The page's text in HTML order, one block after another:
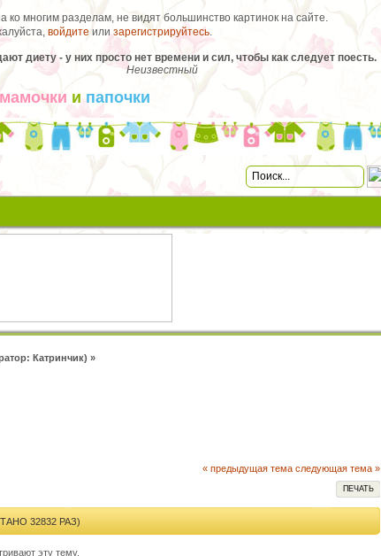
многим разделам, не видят большинство картинок на сайте.
войдите илизарегистрируйтесь.
диету - у них просто нет времени и сил, чтобы как следует поесть.
Неизвестный
мамочки ипапочки
Катринчик) »
« предыдущая тема следующая тема »
ПЕЧАТЬ
32832 РАЗ)
эту тему.